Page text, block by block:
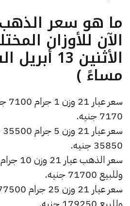
الآن للأوزان
مساءً )
7170 جنيه.
35850 جنيه.
وللبيع 71700 جنيه.